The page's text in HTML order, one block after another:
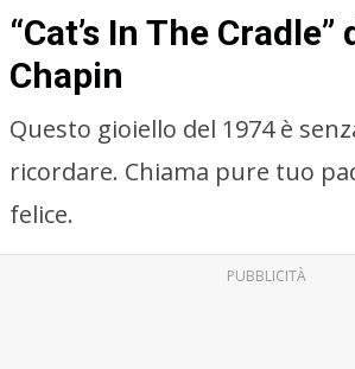
“Cat’s In The
Chapin
Questo gioiello del 1974 è
ricordare. Chiama pure tuo
felice.
PUBBLICITÀ